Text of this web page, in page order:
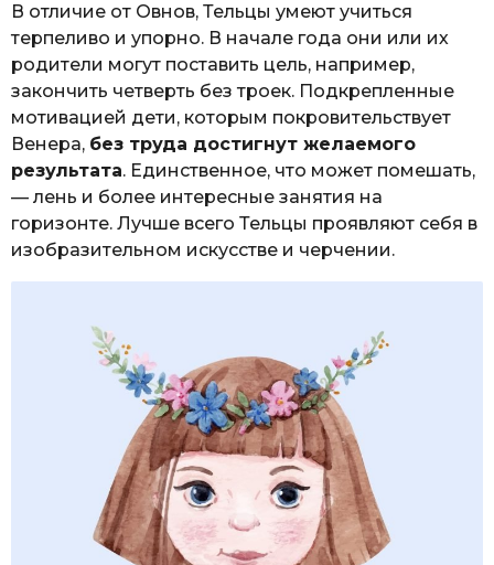
В отличие от Овнов, Тельцы умеют учиться
терпеливо и упорно. В начале года они или их
родители могут поставить цель, например,
закончить четверть без троек. Подкрепленные
мотивацией дети, которым покровительствует
Венера, без труда достигнут желаемого
результата. Единственное, что может помешать,
— лень и более интересные занятия на
горизонте. Лучше всего Тельцы проявляют себя в
изобразительном искусстве и черчении.